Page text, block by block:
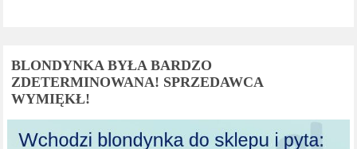
BLONDYNKA BYŁA BARDZO
ZDETERMINOWANA! SPRZEDAWCA
WYMIĘKŁ!